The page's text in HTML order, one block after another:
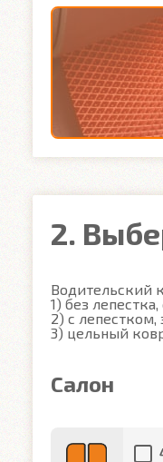
2.
Водительский
1) без
2) с
3) цельный
Салон